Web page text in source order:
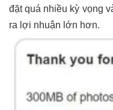
đặt quá nhiều kỳ vọng
ra lợi nhuận lớn hơn.